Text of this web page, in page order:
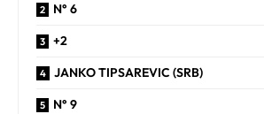
N° 6
+2
JANKO TIPSAREVIC (SRB)
N° 9